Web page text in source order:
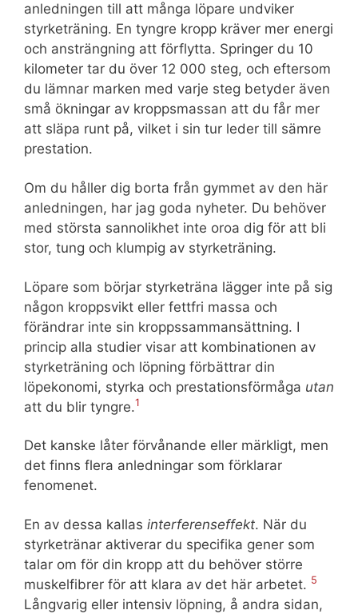
anledningen till att många löpare undviker
styrketräning. En tyngre kropp kräver mer energi
och ansträngning att förflytta. Springer du 10
kilometer tar du över 12 000 steg, och eftersom
du lämnar marken med varje steg betyder även
små ökningar av kroppsmassan att du får mer
att släpa runt på, vilket i sin tur leder till sämre
prestation.
Om du håller dig borta från gymmet av den här
anledningen, har jag goda nyheter. Du behöver
med största sannolikhet inte oroa dig för att bli
stor, tung och klumpig av styrketräning.
Löpare som börjar styrketräna lägger inte på sig
någon kroppsvikt eller fettfri massa och
förändrar inte sin kroppssammansättning. I
princip alla studier visar att kombinationen av
styrketräning och löpning förbättrar din
löpekonomi, styrka och prestationsförmåga utan
att du blir tyngre.1
Det kanske låter förvånande eller märkligt, men
det finns flera anledningar som förklarar
fenomenet.
En av dessa kallas interferenseffekt. När du
styrketränar aktiverar du specifika gener som
talar om för din kropp att du behöver större
muskelfibrer för att klara av det här arbetet. 5
Långvarig eller intensiv löpning, å andra sidan,